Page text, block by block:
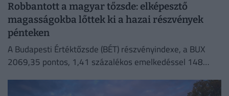
Robbantott a magyar tőzsde: elképesztő
magasságokba lőttek ki a hazai részvények
pénteken
A Budapesti Értéktőzsde (BÉT) részvényindexe, a BUX
2069,35 pontos, 1,41 százalékos emelkedéssel 148